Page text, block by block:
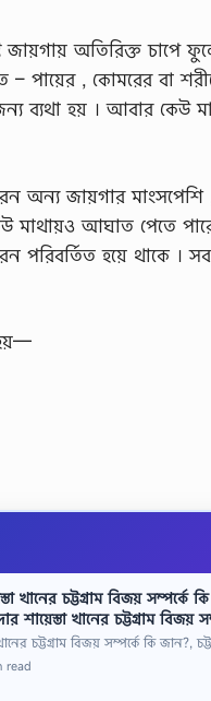
জায়গায় অতিরিক্ত
পায়ের , কোমরের বা
ব্যথা হয় । আবার কেউ
অন্য জায়গার মাংসপেশি
মাথায়ও আঘাত পেতে
পরিবর্তিত হয়ে থাকে ।
খানের চট্টগ্রাম বিজয় সম্পর্কে
শায়েস্তা খানের চট্টগ্রাম বিজয়
চট্টগ্রাম বিজয় সম্পর্কে কি জান?,
read